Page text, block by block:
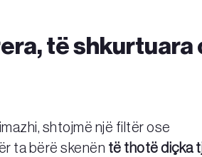
të shkurtuara
shtojmë një filtër ose
ta bërë skenën të thotë diçka